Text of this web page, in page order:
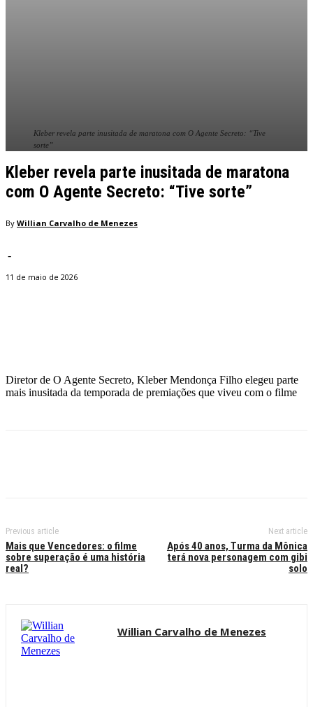
Kleber revela parte inusitada de maratona com O Agente Secreto: “Tive
sorte”
Kleber revela parte inusitada de maratona
com O Agente Secreto: “Tive sorte”
By Willian Carvalho de Menezes
-
11 de maio de 2026
Diretor de O Agente Secreto, Kleber Mendonça Filho elegeu parte
mais inusitada da temporada de premiações que viveu com o filme
Previous article
Mais que Vencedores: o filme
sobre superação é uma história
real?
Next article
Após 40 anos, Turma da Mônica
terá nova personagem com gibi
solo
Willian Carvalho de Menezes